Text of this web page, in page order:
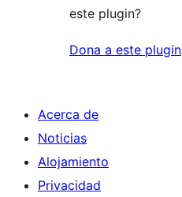
este plugin?
Dona a este plugin
Acerca de
Noticias
Alojamiento
Privacidad